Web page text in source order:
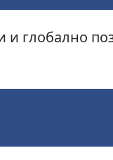
и глобално